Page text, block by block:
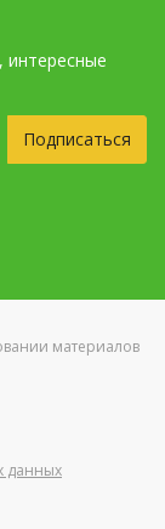
интересные
Подписаться
материалов
данных